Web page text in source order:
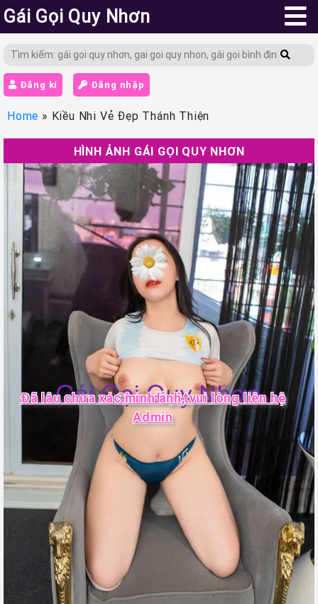
Gái Gọi Quy Nhơn
Đăng kí Đăng nhập
Home » Kiều Nhi Vẻ Đẹp Thánh Thiện
HÌNH ẢNH GÁI GỌI QUY NHƠN
Chưa duyệt
Đã lâu chưa xác minh ảnh, vui lòng liên hệ
Admin